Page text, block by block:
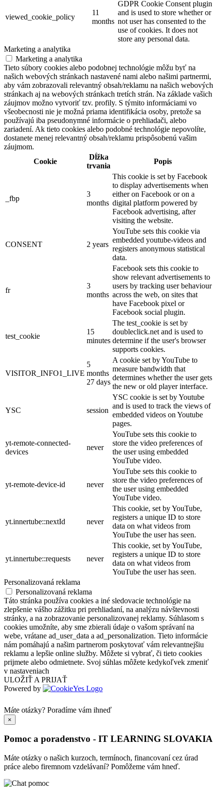
viewed_cookie_policy
11
months
GDPR Cookie Consent plugin
and is used to store whether or
not user has consented to the
use of cookies. It does not
store any personal data.
Marketing a analytika
Marketing a analytika
Tieto súbory cookies alebo podobnej technológie môžu byť na
našich webových stránkach nastavené nami alebo našimi partnermi,
aby vám zobrazovali relevantný obsah/reklamu na našich webových
stránkach aj na webových stránkach tretích strán. Na základe vašich
záujmov možno vytvoriť tzv. profily. S týmito informáciami vo
všeobecnosti nie je možná priama identifikácia osoby, pretože sa
používajú iba pseudonymné informácie o prehliadači, alebo
zariadení. Ak tieto cookies alebo podobné technológie nepovolíte,
dostanete menej relevantný obsah/reklamu prispôsobenú vašim
záujmom.
Cookie
Dĺžka
trvania
Popis
_fbp
3
months
This cookie is set by Facebook
to display advertisements when
either on Facebook or on a
digital platform powered by
Facebook advertising, after
visiting the website.
CONSENT 2 years
YouTube sets this cookie via
embedded youtube-videos and
registers anonymous statistical
data.
fr
3
months
Facebook sets this cookie to
show relevant advertisements to
users by tracking user behaviour
across the web, on sites that
have Facebook pixel or
Facebook social plugin.
test_cookie
15
minutes
The test_cookie is set by
doubleclick.net and is used to
determine if the user's browser
supports cookies.
VISITOR_INFO1_LIVE
5
months
27 days
A cookie set by YouTube to
measure bandwidth that
determines whether the user gets
the new or old player interface.
YSC session
YSC cookie is set by Youtube
and is used to track the views of
embedded videos on Youtube
pages.
yt-remote-connected-
devices
never
YouTube sets this cookie to
store the video preferences of
the user using embedded
YouTube video.
yt-remote-device-id never
YouTube sets this cookie to
store the video preferences of
the user using embedded
YouTube video.
yt.innertube::nextId never
This cookie, set by YouTube,
registers a unique ID to store
data on what videos from
YouTube the user has seen.
yt.innertube::requests never
This cookie, set by YouTube,
registers a unique ID to store
data on what videos from
YouTube the user has seen.
Personalizovaná reklama
Personalizovaná reklama
Táto stránka používa cookies a iné sledovacie technológie na
zlepšenie vášho zážitku pri prehliadaní, na analýzu návštevnosti
stránky, a na zobrazovanie personalizovanej reklamy. Súhlasom s
cookies umožníte, aby sme zbierali údaje o vašom správaní na
webe, vrátane ad_user_data a ad_personalization. Tieto informácie
nám pomáhajú a našim partnerom poskytovať vám relevantnejšiu
reklamu a lepšie online služby. Môžete si vybrať, či tieto cookies
prijmete alebo odmietnete. Svoj súhlas môžete kedykoľvek zmeniť
v nastaveniach
ULOŽIŤ A PRIJAŤ
Powered by
Máte otázky? Poradíme vám ihneď
×
Pomoc a poradenstvo - IT LEARNING SLOVAKIA
Máte otázky o našich kurzoch, termínoch, financovaní cez úrad
práce alebo firemnom vzdelávaní? Pomôžeme vám hneď.